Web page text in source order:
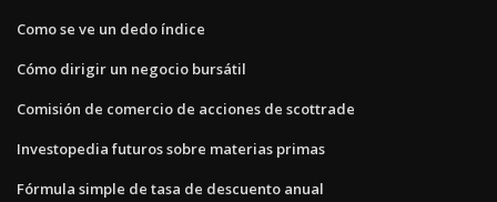
Como se ve un dedo índice
Cómo dirigir un negocio bursátil
Comisión de comercio de acciones de scottrade
Investopedia futuros sobre materias primas
Fórmula simple de tasa de descuento anual